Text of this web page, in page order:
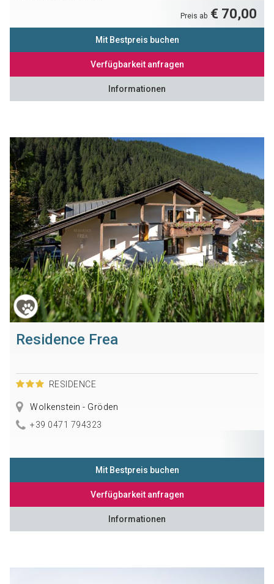
Preis ab € 70,00
Mit Bestpreis buchen
Verfügbarkeit anfragen
Informationen
Residence Frea
RESIDENCE
Wolkenstein - Gröden
+39 0471 794323
Mit Bestpreis buchen
Verfügbarkeit anfragen
Informationen